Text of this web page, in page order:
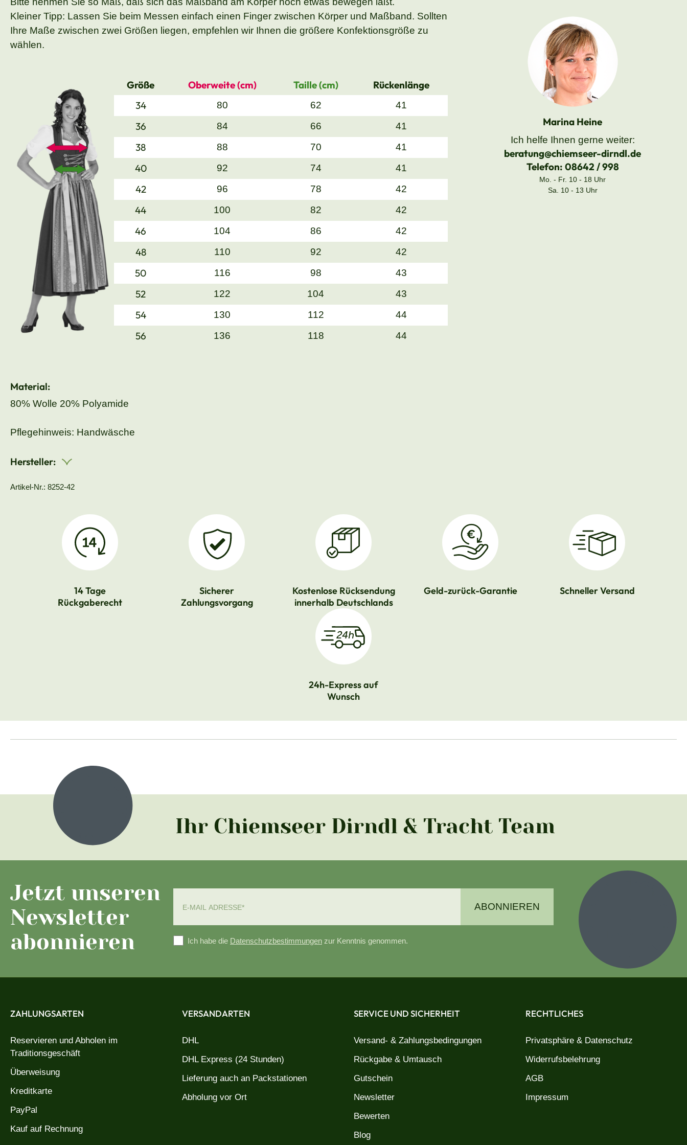
Kleiner Tipp: Lassen Sie beim Messen einfach einen Finger zwischen Körper und Maßband. Sollten
Ihre Maße zwischen zwei Größen liegen, empfehlen wir Ihnen die größere Konfektionsgröße zu
wählen.
Größe Oberweite (cm) Taille (cm)
Rückenlänge
34
80 62 41
36 84 66 41
38 88 70 41
40 92 74 41
42 96 78 42
44 100 82 42
46 104 86 42
48 110 92 42
50 116 98 43
52 122 104 43
54 130 112 44
56 136 118 44
Material:
80% Wolle 20% Polyamide
Pflegehinweis: Handwäsche
Hersteller:
Artikel-Nr.: 8252-42
Marina Heine
Ich helfe Ihnen gerne weiter:
beratung@chiemseer-dirndl.de
Telefon: 08642 / 998
Mo. - Fr. 10 - 18 Uhr
Sa. 10 - 13 Uhr
14 Tage
Rückgaberecht
Sicherer
Zahlungsvorgang
Kostenlose Rücksendung
innerhalb Deutschlands
Geld-zurück-Garantie Schneller Versand
24h-Express auf
Wunsch
Ihr Chiemseer Dirndl & Tracht Team
Jetzt unseren
Newsletter
abonnieren
ABONNIEREN
Ich habe die Datenschutzbestimmungen zur Kenntnis genommen.
ZAHLUNGSARTEN
Reservieren und Abholen im
Traditionsgeschäft
Überweisung
Kreditkarte
PayPal
Kauf auf Rechnung
VERSANDARTEN
DHL
DHL Express (24 Stunden)
Lieferung auch an Packstationen
Abholung vor Ort
SERVICE UND SICHERHEIT
Versand- & Zahlungsbedingungen
Rückgabe & Umtausch
Gutschein
Newsletter
Bewerten
Blog
RECHTLICHES
Privatsphäre & Datenschutz
Widerrufsbelehrung
AGB
Impressum